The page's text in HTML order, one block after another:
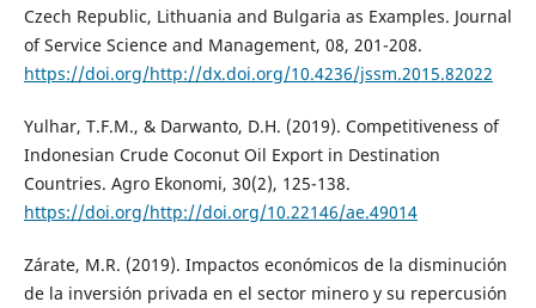
Czech Republic, Lithuania and Bulgaria as Examples. Journal
of Service Science and Management, 08, 201-208.
https://doi.org/http://dx.doi.org/10.4236/jssm.2015.82022
Yulhar, T.F.M., & Darwanto, D.H. (2019). Competitiveness of
Indonesian Crude Coconut Oil Export in Destination
Countries. Agro Ekonomi, 30(2), 125-138.
https://doi.org/http://doi.org/10.22146/ae.49014
Zárate, M.R. (2019). Impactos económicos de la disminución
de la inversión privada en el sector minero y su repercusión